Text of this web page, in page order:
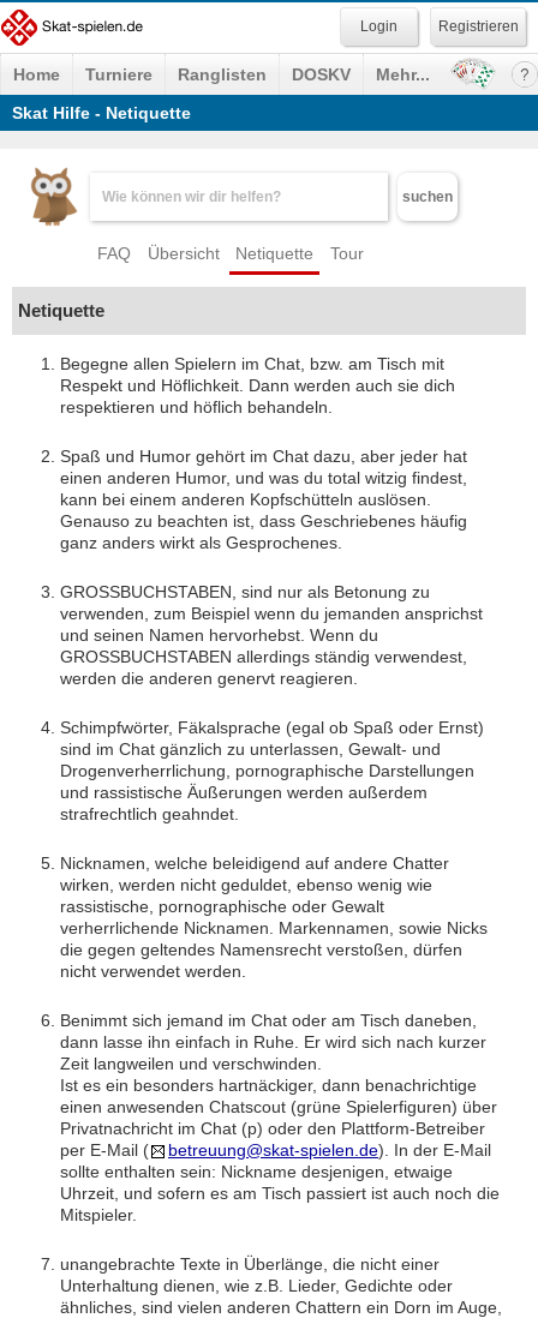
Registrieren
Home Turniere Ranglisten DOSKV
Mehr...
Skat Hilfe - Netiquette
suchen
FAQ Übersicht Netiquette Tour
Netiquette
Begegne allen Spielern im Chat, bzw. am Tisch mit
Respekt und Höflichkeit. Dann werden auch sie dich
respektieren und höflich behandeln.
Spaß und Humor gehört im Chat dazu, aber jeder hat
einen anderen Humor, und was du total witzig findest,
kann bei einem anderen Kopfschütteln auslösen.
Genauso zu beachten ist, dass Geschriebenes häufig
ganz anders wirkt als Gesprochenes.
GROSSBUCHSTABEN, sind nur als Betonung zu
verwenden, zum Beispiel wenn du jemanden ansprichst
und seinen Namen hervorhebst. Wenn du
GROSSBUCHSTABEN allerdings ständig verwendest,
werden die anderen genervt reagieren.
Schimpfwörter, Fäkalsprache (egal ob Spaß oder Ernst)
sind im Chat gänzlich zu unterlassen, Gewalt- und
Drogenverherrlichung, pornographische Darstellungen
und rassistische Äußerungen werden außerdem
strafrechtlich geahndet.
Nicknamen, welche beleidigend auf andere Chatter
wirken, werden nicht geduldet, ebenso wenig wie
rassistische, pornographische oder Gewalt
verherrlichende Nicknamen. Markennamen, sowie Nicks
die gegen geltendes Namensrecht verstoßen, dürfen
nicht verwendet werden.
Benimmt sich jemand im Chat oder am Tisch daneben,
dann lasse ihn einfach in Ruhe. Er wird sich nach kurzer
Zeit langweilen und verschwinden.
Ist es ein besonders hartnäckiger, dann benachrichtige
einen anwesenden Chatscout (grüne Spielerfiguren) über
Privatnachricht im Chat (p) oder den Plattform-Betreiber
per E-Mail (
betreuung@skat-spielen.de). In der E-Mail
sollte enthalten sein: Nickname desjenigen, etwaige
Uhrzeit, und sofern es am Tisch passiert ist auch noch die
Mitspieler.
unangebrachte Texte in Überlänge, die nicht einer
Unterhaltung dienen, wie z.B. Lieder, Gedichte oder
ähnliches, sind vielen anderen Chattern ein Dorn im Auge,